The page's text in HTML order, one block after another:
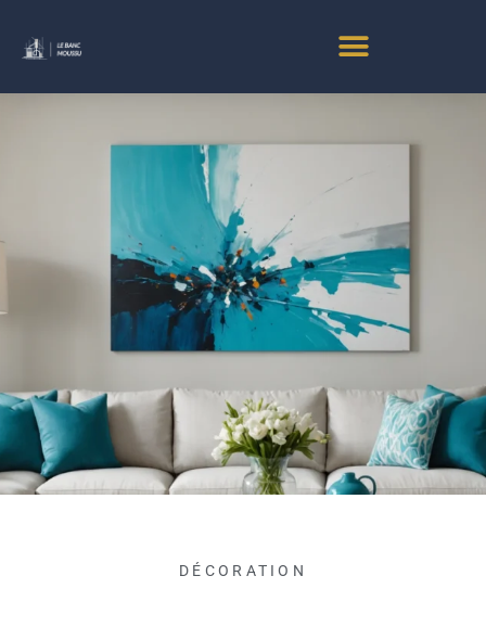
DÉCORATION